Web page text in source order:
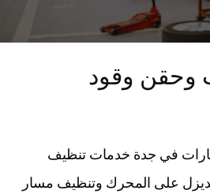
وحقن وقود
في جدة خدمات تنظيف
على المحرك وتنظيف مسار